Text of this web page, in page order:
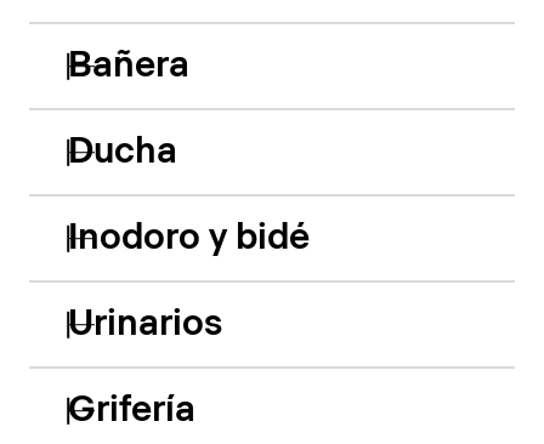
Bañera
Ducha
Inodoro y bidé
Urinarios
Grifería